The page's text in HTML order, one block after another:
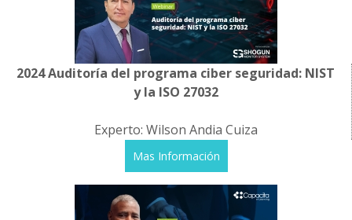
2024 Auditoría del programa ciber seguridad: NIST
y la ISO 27032
Experto: Wilson Andia Cuiza
Mas Información